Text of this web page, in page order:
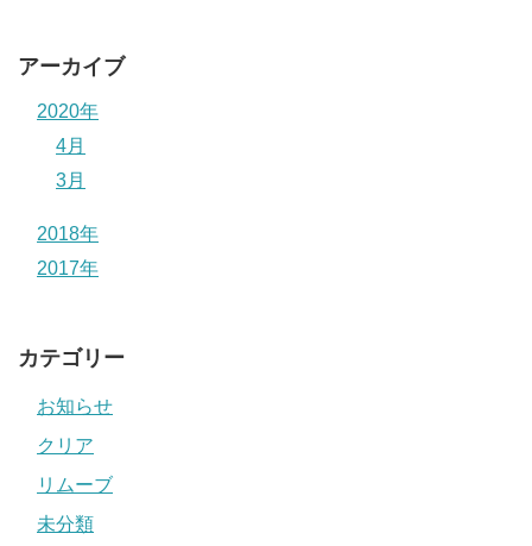
アーカイブ
2020年
4月
3月
2018年
2017年
カテゴリー
お知らせ
クリア
リムーブ
未分類